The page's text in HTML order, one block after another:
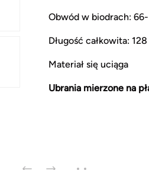
Obwód w biodrach:
Długość całkowita:
Materiał się uciąga
Ubrania mierzone na